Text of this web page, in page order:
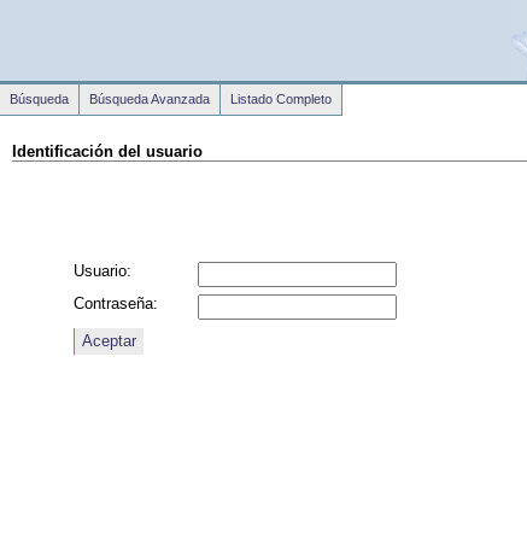
Identificación del usuario
Usuario:
Contraseña:
Búsqueda Búsqueda Avanzada Listado Completo